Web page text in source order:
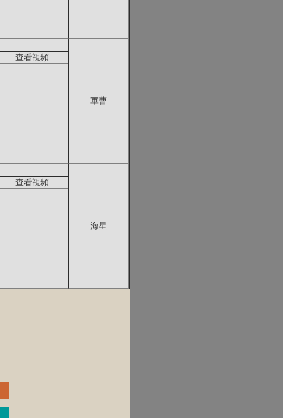
軍曹
查看視頻
海星
查看視頻